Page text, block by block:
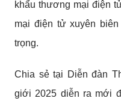
khẩu thương mại điện
mại điện tử xuyên
trọng.
Chia sẻ tại Diễn đàn
giới 2025 diễn ra mới